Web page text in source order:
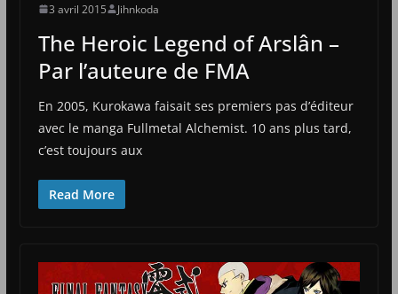
3 avril 2015 Jihnkoda
The Heroic Legend of Arslân –
Par l’auteure de FMA
En 2005, Kurokawa faisait ses premiers pas d’éditeur
avec le manga Fullmetal Alchemist. 10 ans plus tard,
c’est toujours aux
Read More